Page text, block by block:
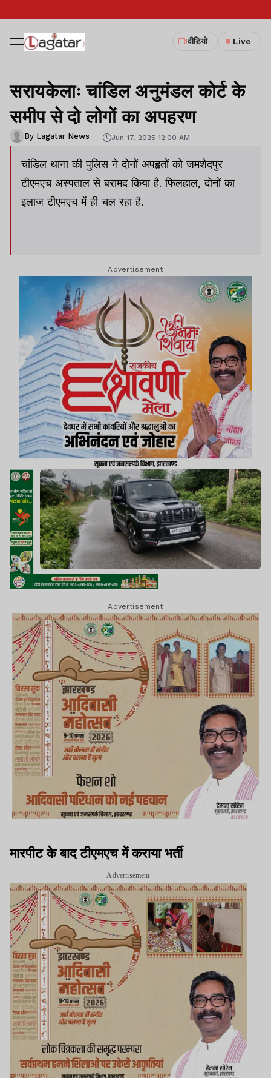
वीडियो Live
सरायकेलाः चांडिल अनुमंडल कोर्ट के
समीप से दो लोगों का अपहरण
By Lagatar News Jun 17, 2025 12:00 AM
चांडिल थाना की पुलिस ने दोनों अपहृतों को जमशेदपुर
टीएमएच अस्पताल से बरामद किया है. फिलहाल, दोनों का
इलाज टीएमएच में ही चल रहा है.
Advertisement
Advertisement
मारपीट के बाद टीएमएच में कराया भर्ती
Advertisement